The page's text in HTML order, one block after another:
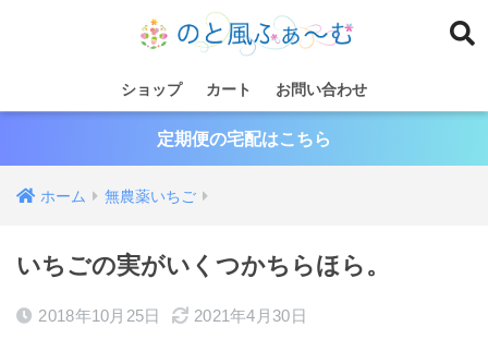
ショップ カート お問い合わせ
定期便の宅配はこちら
ホーム 無農薬いちご
いちごの実がいくつかちらほら。
2018年10月25日 2021年4月30日